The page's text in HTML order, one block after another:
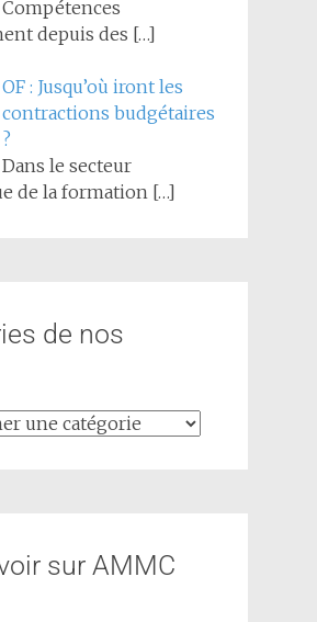
Compétences
depuis des […]
OF : Jusqu’où iront les
contractions budgétaires
?
Dans le secteur
de la formation […]
de nos
sur AMMC